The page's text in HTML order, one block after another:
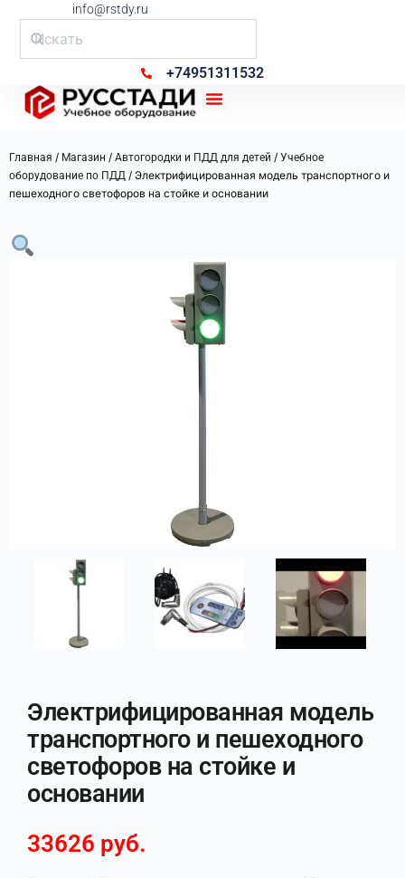
info@rstdy.ru
+74951311532
Главная / Магазин / Автогородки и ПДД для детей / Учебное
оборудование по ПДД / Электрифицированная модель транспортного и
пешеходного светофоров на стойке и основании
Электрифицированная модель
транспортного и пешеходного
светофоров на стойке и
основании
33626 руб.